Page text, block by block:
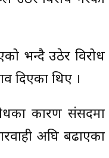
भन्दै उठेर विरोध
दिएका थिए ।
कारण संसदमा
अघि बढाएका